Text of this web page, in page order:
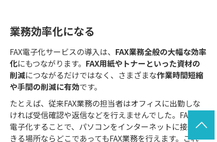
業務効率化になる
FAX電子化サービスの導入は、 FAX業務全般の大幅な効率
化にもつながります。 FAX用紙やトナーといった資材の
削減につながるだけではなく、さまざまな作業時間短縮
や手間の削減に有効です。
たとえば、従来FAX業務の担当者はオフィスに出勤しな
ければ受信確認や返信などを行えませんでした。FAXを
電子化することで、パソコンをインターネットに接続で
きる場所ならどこであってもFAX業務を行えます。これ